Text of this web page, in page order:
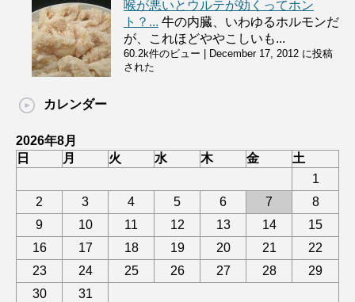
喉が悪いとウルテが効くってホン
ト？... 牛の内臓、いわゆるホルモンだ
が、これほどややこしいも...
60.2k件のビュー
December 17, 2012 に投稿
された
カレンダー
2026年8月
日
月 火 水 木 金
土
1
2
3 4 5 6 7
8
9
10 11 12 13 14
15
16
17 18 19 20 21
22
23
24 25 26 27 28
29
30
31